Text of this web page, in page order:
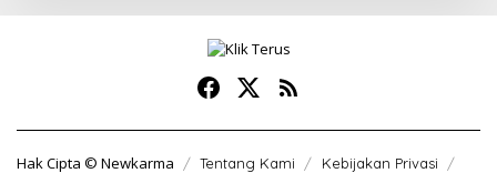
Hak Cipta © Newkarma Tentang Kami Kebijakan Privasi